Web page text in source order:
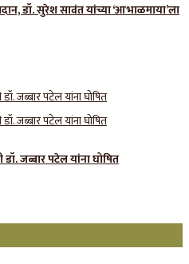
डॉ. सुरेश सावंत यांच्या ‘आभाळमाया’ला
डॉ. जब्बार पटेल यांना घोषित